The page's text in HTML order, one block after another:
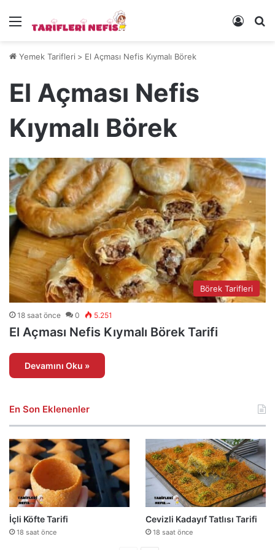
Menü Kayıt
Yemek Tarifleri > El Açması Nefis Kıymalı Börek
El Açması Nefis
Kıymalı Börek
Börek Tarifleri
18 saat önce 0 5.251
El Açması Nefis Kıymalı Börek Tarifi
Devamını Oku »
En Son Eklenenler
İçli Köfte Tarifi
18 saat önce
Cevizli Kadayıf Tatlısı Tarifi
18 saat önce